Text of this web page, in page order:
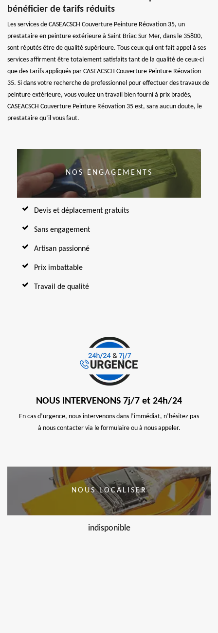
bénéficier de tarifs réduits
Les services de CASEACSCH Couverture Peinture Réovation 35, un
prestataire en peinture extérieure à Saint Briac Sur Mer, dans le 35800,
sont réputés être de qualité supérieure. Tous ceux qui ont fait appel à ses
services affirment être totalement satisfaits tant de la qualité de ceux-ci
que des tarifs appliqués par CASEACSCH Couverture Peinture Réovation
35. Si dans votre recherche de professionnel pour effectuer des travaux de
peinture extérieure, vous voulez un travail bien fourni à prix bradés,
CASEACSCH Couverture Peinture Réovation 35 est, sans aucun doute, le
prestataire qu’il vous faut.
NOS ENGAGEMENTS
Devis et déplacement gratuits
Sans engagement
Artisan passionné
Prix imbattable
Travail de qualité
NOUS INTERVENONS 7j/7 et 24h/24
En cas d’urgence, nous intervenons dans l’immédiat, n’hésitez pas
à nous contacter via le formulaire ou à nous appeler.
NOUS LOCALISER
indisponible